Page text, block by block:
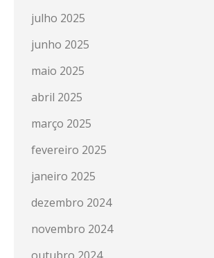
julho 2025
junho 2025
maio 2025
abril 2025
março 2025
fevereiro 2025
janeiro 2025
dezembro 2024
novembro 2024